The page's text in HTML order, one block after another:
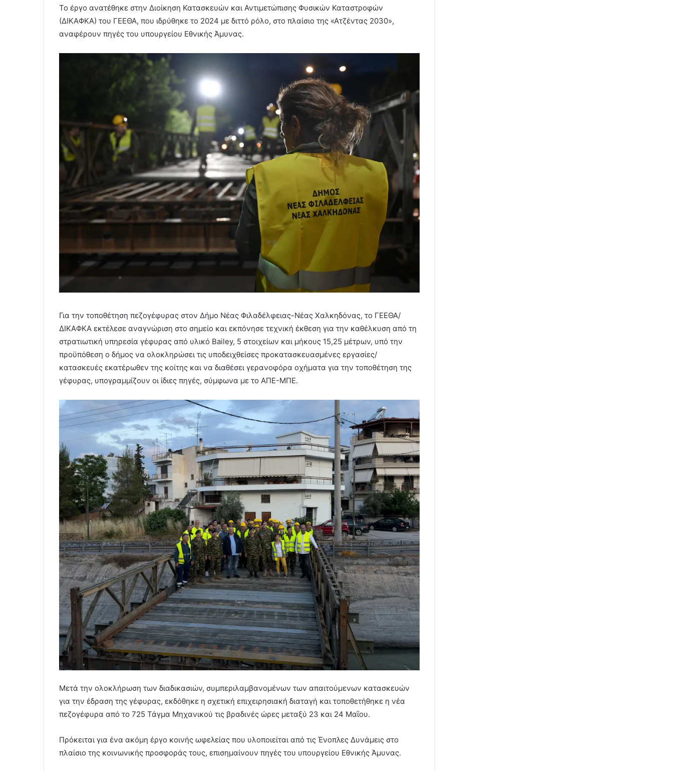
Το έργο ανατέθηκε στην Διοίκηση Κατασκευών και Αντιμετώπισης Φυσικών Καταστροφών
(ΔΙΚΑΦΚΑ) του ΓΕΕΘΑ, που ιδρύθηκε το 2024 με διττό ρόλο, στο πλαίσιο της «Ατζέντας 2030»,
αναφέρουν πηγές του υπουργείου Εθνικής Άμυνας.
Για την τοποθέτηση πεζογέφυρας στον Δήμο Νέας Φιλαδέλφειας-Νέας Χαλκηδόνας, το ΓΕΕΘΑ/
ΔΙΚΑΦΚΑ εκτέλεσε αναγνώριση στο σημείο και εκπόνησε τεχνική έκθεση για την καθέλκυση από τη
στρατιωτική υπηρεσία γέφυρας από υλικό Bailey, 5 στοιχείων και μήκους 15,25 μέτρων, υπό την
προϋπόθεση ο δήμος να ολοκληρώσει τις υποδειχθείσες προκατασκευασμένες εργασίες/
κατασκευές εκατέρωθεν της κοίτης και να διαθέσει γερανοφόρα οχήματα για την τοποθέτηση της
γέφυρας, υπογραμμίζουν οι ίδιες πηγές, σύμφωνα με το ΑΠΕ-ΜΠΕ.
Μετά την ολοκλήρωση των διαδικασιών, συμπεριλαμβανομένων των απαιτούμενων κατασκευών
για την έδραση της γέφυρας, εκδόθηκε η σχετική επιχειρησιακή διαταγή και τοποθετήθηκε η νέα
πεζογέφυρα από το 725 Τάγμα Μηχανικού τις βραδινές ώρες μεταξύ 23 και 24 Μαΐου.
Πρόκειται για ένα ακόμη έργο κοινής ωφελείας που υλοποιείται από τις Ένοπλες Δυνάμεις στο
πλαίσιο της κοινωνικής προσφοράς τους, επισημαίνουν πηγές του υπουργείου Εθνικής Άμυνας.